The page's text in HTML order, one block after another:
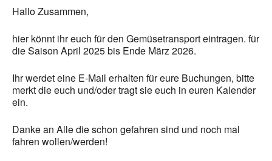
Hallo Zusammen,
hier könnt ihr euch für den Gemüsetransport eintragen. für
die Saison April 2025 bis Ende März 2026.
Ihr werdet eine E-Mail erhalten für eure Buchungen, bitte
merkt die euch und/oder tragt sie euch in euren Kalender
ein.
Danke an Alle die schon gefahren sind und noch mal
fahren wollen/werden!